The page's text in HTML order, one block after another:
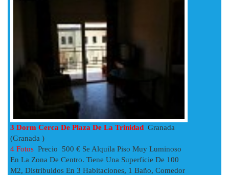
3 Dorm Cerca De Plaza De La Trinidad Granada
(Granada )
4 Fotos Precio 500 € Se Alquila Piso Muy Luminoso
En La Zona De Centro. Tiene Una Superficie De 100
M2, Distribuidos En 3 Habitaciones, 1 Baño, Comedor